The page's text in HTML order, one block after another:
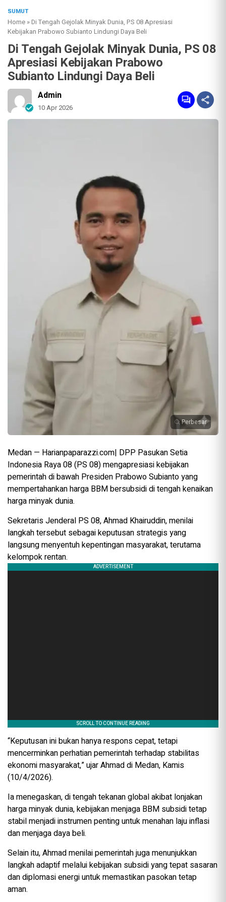
SUMUT
Home »Di Tengah Gejolak Minyak Dunia, PS 08 Apresiasi
Kebijakan Prabowo Subianto Lindungi Daya Beli
Di Tengah Gejolak Minyak Dunia, PS 08
Apresiasi Kebijakan Prabowo
Subianto Lindungi Daya Beli
Admin
10 Apr 2026
Perbesar
Medan — Harianpaparazzi.com| DPP Pasukan Setia
Indonesia Raya 08 (PS 08) mengapresiasi kebijakan
pemerintah di bawah Presiden Prabowo Subianto yang
mempertahankan harga BBM bersubsidi di tengah kenaikan
harga minyak dunia.
Sekretaris Jenderal PS 08, Ahmad Khairuddin, menilai
langkah tersebut sebagai keputusan strategis yang
langsung menyentuh kepentingan masyarakat, terutama
kelompok rentan.
“Keputusan ini bukan hanya respons cepat, tetapi
mencerminkan perhatian pemerintah terhadap stabilitas
ekonomi masyarakat,” ujar Ahmad di Medan, Kamis
(10/4/2026).
Ia menegaskan, di tengah tekanan global akibat lonjakan
harga minyak dunia, kebijakan menjaga BBM subsidi tetap
stabil menjadi instrumen penting untuk menahan laju inflasi
dan menjaga daya beli.
Selain itu, Ahmad menilai pemerintah juga menunjukkan
langkah adaptif melalui kebijakan subsidi yang tepat sasaran
dan diplomasi energi untuk memastikan pasokan tetap
aman.